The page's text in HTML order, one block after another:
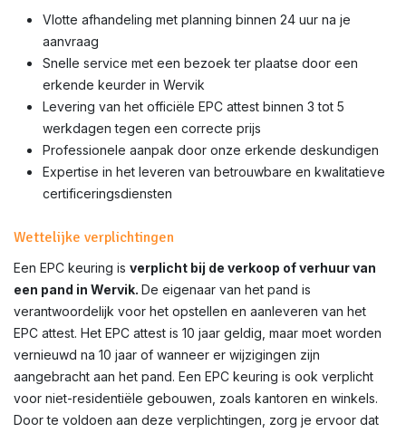
Vlotte afhandeling met planning binnen 24 uur na je
aanvraag
Snelle service met een bezoek ter plaatse door een
erkende keurder in Wervik
Levering van het officiële EPC attest binnen 3 tot 5
werkdagen tegen een correcte prijs
Professionele aanpak door onze erkende deskundigen
Expertise in het leveren van betrouwbare en kwalitatieve
certificeringsdiensten
Wettelijke verplichtingen
Een EPC keuring is verplicht bij de verkoop of verhuur van
een pand in Wervik. De eigenaar van het pand is
verantwoordelijk voor het opstellen en aanleveren van het
EPC attest. Het EPC attest is 10 jaar geldig, maar moet worden
vernieuwd na 10 jaar of wanneer er wijzigingen zijn
aangebracht aan het pand. Een EPC keuring is ook verplicht
voor niet-residentiële gebouwen, zoals kantoren en winkels.
Door te voldoen aan deze verplichtingen, zorg je ervoor dat